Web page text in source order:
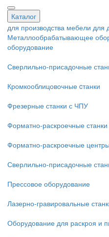
Каталог
для производства мебели для
Металлообрабатывающее
оборудование
Сверлильно-присадочные
Кромкооблицовочные cтанки
Фрезерные станки с ЧПУ
Форматно-раскроечные станки
Форматно-раскроечные
Сверлильно-присадочные
Прессовое оборудование
Лазерно-гравировальные
Оборудование для раскроя и